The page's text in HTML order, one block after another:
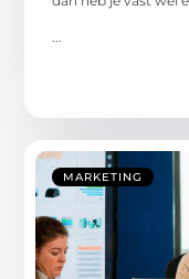
MARKETING